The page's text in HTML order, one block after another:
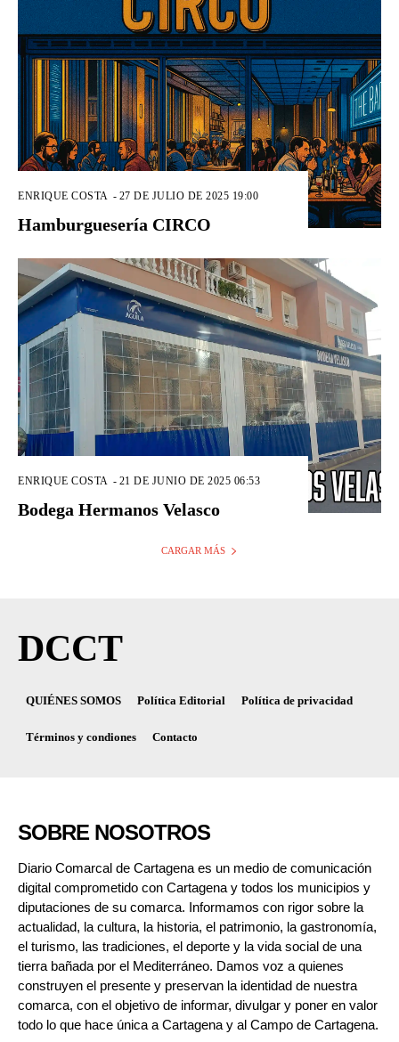
ENRIQUE COSTA - 27 DE JULIO DE 2025 19:00
Hamburguesería CIRCO
ENRIQUE COSTA - 21 DE JUNIO DE 2025 06:53
Bodega Hermanos Velasco
CARGAR MÁS
DCCT
QUIÉNES SOMOS Política Editorial Política de privacidad
Términos y condiones Contacto
SOBRE NOSOTROS
Diario Comarcal de Cartagena es un medio de comunicación
digital comprometido con Cartagena y todos los municipios y
diputaciones de su comarca. Informamos con rigor sobre la
actualidad, la cultura, la historia, el patrimonio, la gastronomía,
el turismo, las tradiciones, el deporte y la vida social de una
tierra bañada por el Mediterráneo. Damos voz a quienes
construyen el presente y preservan la identidad de nuestra
comarca, con el objetivo de informar, divulgar y poner en valor
todo lo que hace única a Cartagena y al Campo de Cartagena.